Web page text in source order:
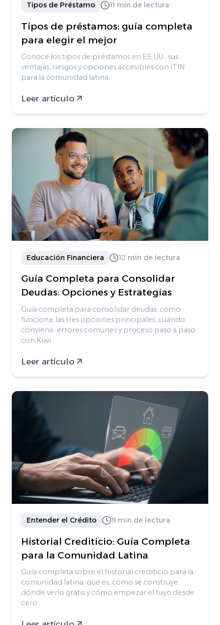
Tipos de Préstamo 11 min de lectura
Tipos de préstamos: guía completa
para elegir el mejor
Conoce los tipos de préstamos en EE.UU., sus
ventajas, riesgos y opciones accesibles con ITIN
para la comunidad latina.
Leer artículo
Educación Financiera 12 min de lectura
Guía Completa para Consolidar
Deudas: Opciones y Estrategias
Guía completa para consolidar deudas: cómo
funciona, las tres opciones principales, cuándo
conviene, errores comunes y proceso paso a paso
con Kiwi.
Leer artículo
Entender el Crédito 9 min de lectura
Historial Crediticio: Guía Completa
para la Comunidad Latina
Guía completa sobre el historial crediticio para la
comunidad latina: qué es, cómo se construye,
dónde verlo gratis y cómo empezar el tuyo desde
cero.